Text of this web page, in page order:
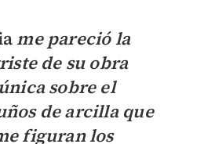
me pareció la
de su obra
sobre el
de arcilla que
figuran los